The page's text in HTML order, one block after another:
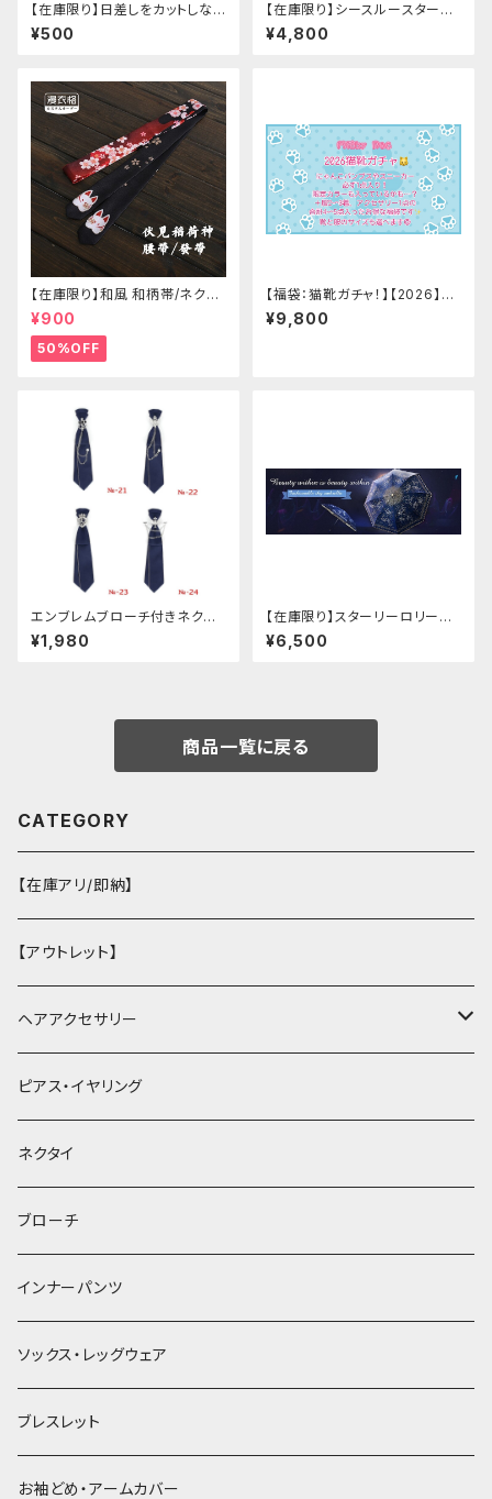
【在庫限り】日差しをカットしな
がら手元もオシャレに♪ UVア
ームカバー ブラック レース
¥500
【在庫限り】シースルースターリ
ージャケットデニムパンツセット
アップ
¥4,800
【在庫限り】和風 和柄帯/ネクタ
イ/リボン（狐面/金魚
¥900
50%OFF
【福袋：猫靴ガチャ！】【2026】Mi
lky Rag 福袋
¥9,800
エンブレムブローチ付きネクタ
イ(ネイビー)
¥1,980
【在庫限り】スターリーロリータ
アンブレラ
¥6,500
商品一覧に戻る
CATEGORY
【在庫アリ/即納】
【アウトレット】
ヘアアクセサリー
ヘアクリップ
ヘッドドレス・カチューシャ
ヘアゴム
簪
ピアス・イヤリング
ネクタイ
ブローチ
インナーパンツ
ソックス・レッグウェア
ブレスレット
お袖どめ・アームカバー